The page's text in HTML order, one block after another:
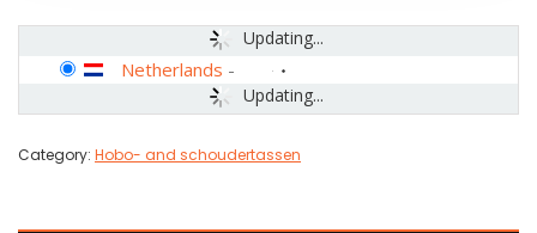
Updating...
Updating...
Netherlands -
Category: Hobo- and schoudertassen